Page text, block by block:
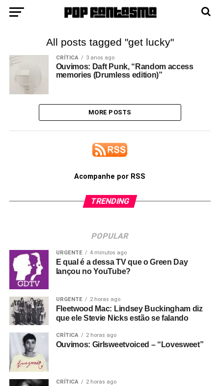
All posts tagged "get lucky"
CRÍTICA 3 anos ago
Ouvimos: Daft Punk, “Random access
memories (Drumless edition)”
MORE POSTS
Acompanhe por RSS
TRENDING
POPULAR
URGENTE 4 minutos ago
E qual é a dessa TV que o Green Day
lançou no YouTube?
URGENTE 2 horas ago
Fleetwood Mac: Lindsey Buckingham diz
que ele Stevie Nicks estão se falando
CRÍTICA 2 horas ago
Ouvimos: Girlsweetvoiced – “Lovesweet”
CRÍTICA 2 horas ago